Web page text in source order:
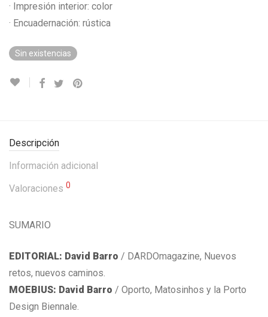
· Impresión interior: color
· Encuadernación: rústica
Sin existencias
Descripción
Información adicional
Valoraciones 0
SUMARIO
EDITORIAL: David Barro / DARDOmagazine, Nuevos
retos, nuevos caminos.
MOEBIUS: David Barro / Oporto, Matosinhos y la Porto
Design Biennale.